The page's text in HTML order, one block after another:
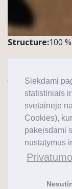
Siekdami
statistiniais
svetainėje
Cookies),
pakeisdami
nustatymus
Structure:100
Width: 150 cm /
Quantity:1
Notes /
Komentarai